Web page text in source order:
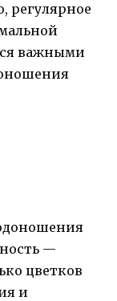
регулярное
важными
—
цветков
и